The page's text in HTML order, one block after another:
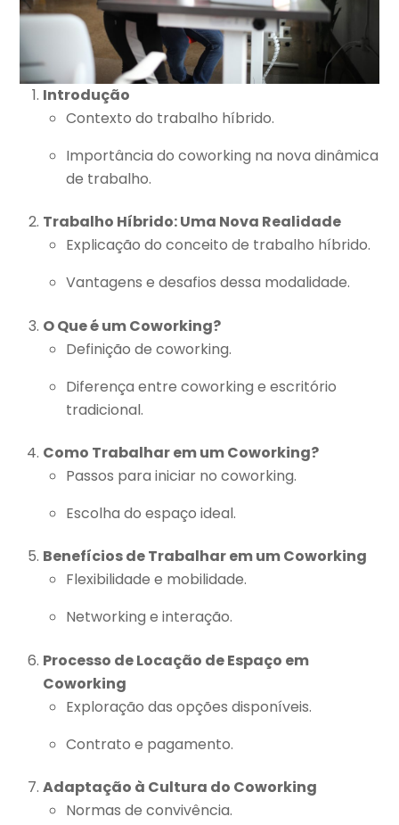
Introdução
Contexto do trabalho híbrido.
Importância do coworking na nova dinâmica
de trabalho.
Trabalho Híbrido: Uma Nova Realidade
Explicação do conceito de trabalho híbrido.
Vantagens e desafios dessa modalidade.
O Que é um Coworking?
Definição de coworking.
Diferença entre coworking e escritório
tradicional.
Como Trabalhar em um Coworking?
Passos para iniciar no coworking.
Escolha do espaço ideal.
Benefícios de Trabalhar em um Coworking
Flexibilidade e mobilidade.
Networking e interação.
Processo de Locação de Espaço em
Coworking
Exploração das opções disponíveis.
Contrato e pagamento.
Adaptação à Cultura do Coworking
Normas de convivência.